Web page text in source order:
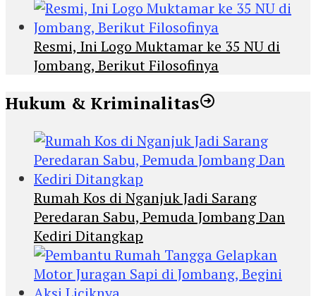
Resmi, Ini Logo Muktamar ke 35 NU di
Jombang, Berikut Filosofinya
Hukum & Kriminalitas
Rumah Kos di Nganjuk Jadi Sarang
Peredaran Sabu, Pemuda Jombang Dan
Kediri Ditangkap